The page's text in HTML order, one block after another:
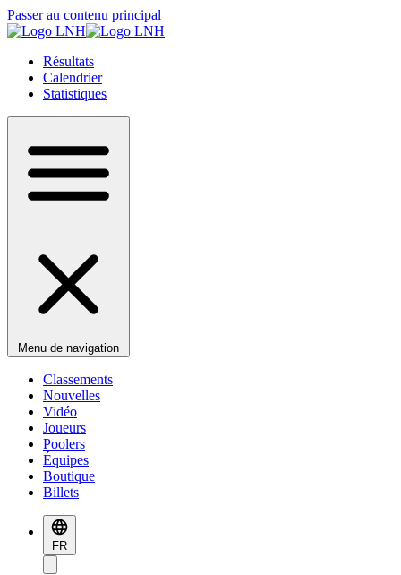
Passer au contenu principal
Résultats
Calendrier
Statistiques
Menu de navigation
Classements
Nouvelles
Vidéo
Joueurs
Poolers
Équipes
Boutique
Billets
FR